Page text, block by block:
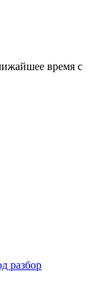
время с
разбор